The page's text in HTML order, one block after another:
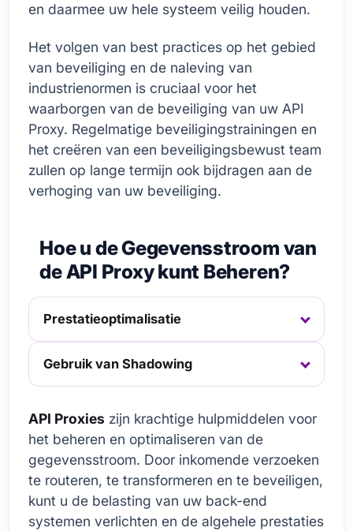
en daarmee uw hele systeem veilig houden.
Het volgen van best practices op het gebied
van beveiliging en de naleving van
industrienormen is cruciaal voor het
waarborgen van de beveiliging van uw API
Proxy. Regelmatige beveiligingstrainingen en
het creëren van een beveiligingsbewust team
zullen op lange termijn ook bijdragen aan de
verhoging van uw beveiliging.
Hoe u de Gegevensstroom van
de API Proxy kunt Beheren?
Prestatieoptimalisatie
Gebruik van Shadowing
API Proxies zijn krachtige hulpmiddelen voor
het beheren en optimaliseren van de
gegevensstroom. Door inkomende verzoeken
te routeren, te transformeren en te beveiligen,
kunt u de belasting van uw back-end
systemen verlichten en de algehele prestaties